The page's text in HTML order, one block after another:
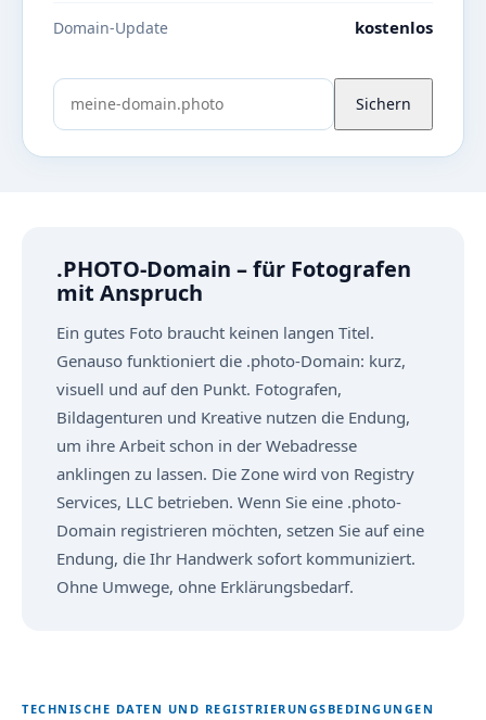
Domain-Update kostenlos
Sichern
.PHOTO-Domain – für Fotografen
mit Anspruch
Ein gutes Foto braucht keinen langen Titel.
Genauso funktioniert die .photo-Domain: kurz,
visuell und auf den Punkt. Fotografen,
Bildagenturen und Kreative nutzen die Endung,
um ihre Arbeit schon in der Webadresse
anklingen zu lassen. Die Zone wird von Registry
Services, LLC betrieben. Wenn Sie eine .photo-
Domain registrieren möchten, setzen Sie auf eine
Endung, die Ihr Handwerk sofort kommuniziert.
Ohne Umwege, ohne Erklärungsbedarf.
TECHNISCHE DATEN UND REGISTRIERUNGSBEDINGUNGEN